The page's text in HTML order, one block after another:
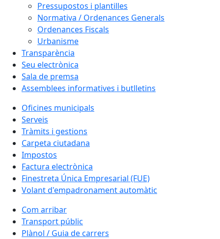
Pressupostos i plantilles
Normativa / Ordenances Generals
Ordenances Fiscals
Urbanisme
Transparència
Seu electrònica
Sala de premsa
Assemblees informatives i butlletins
Oficines municipals
Serveis
Tràmits i gestions
Carpeta ciutadana
Impostos
Factura electrònica
Finestreta Única Empresarial (FUE)
Volant d'empadronament automàtic
Com arribar
Transport públic
Plànol / Guia de carrers